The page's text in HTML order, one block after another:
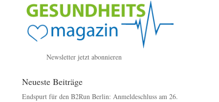
Newsletter jetzt abonnieren
Neueste Beiträge
Endspurt für den B2Run Berlin: Anmeldeschluss am 26.